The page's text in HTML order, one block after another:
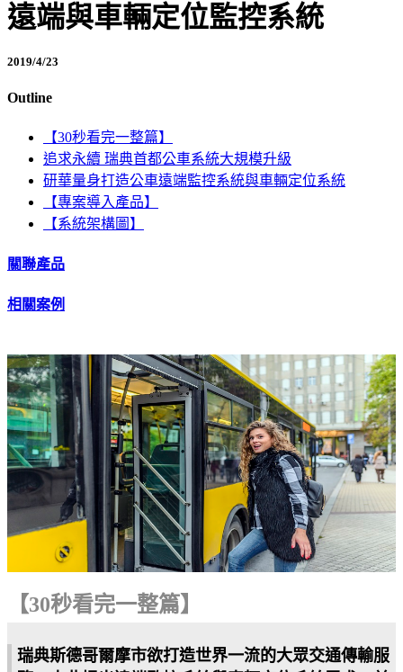
遠端與車輛定位監控系統
2019/4/23
Outline
【30秒看完一整篇】
追求永續 瑞典首都公車系統大規模升級
研華量身打造公車遠端監控系統與車輛定位系統
【專案導入產品】
【系統架構圖】
關聯產品
相關案例
【30秒看完一整篇】
瑞典斯德哥爾摩市欲打造世界一流的大眾交通傳輸服